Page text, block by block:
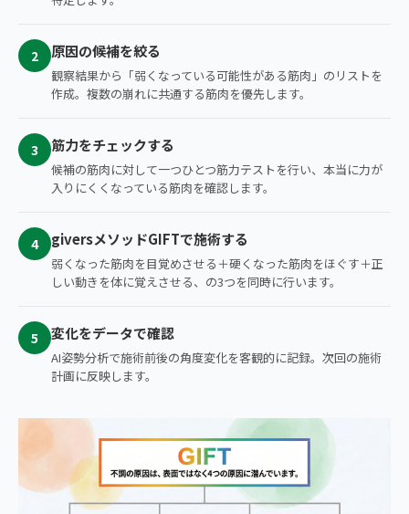
2 原因の候補を絞る
観察結果から「弱くなっている可能性がある筋肉」のリストを
作成。複数の崩れに共通する筋肉を優先します。
3 筋力をチェックする
候補の筋肉に対して一つひとつ筋力テストを行い、本当に力が
入りにくくなっている筋肉を確認します。
4 giversメソッドGIFTで施術する
弱くなった筋肉を目覚めさせる＋硬くなった筋肉をほぐす＋正
しい動きを体に覚えさせる、の3つを同時に行います。
5 変化をデータで確認
AI姿勢分析で施術前後の角度変化を客観的に記録。次回の施術
計画に反映します。